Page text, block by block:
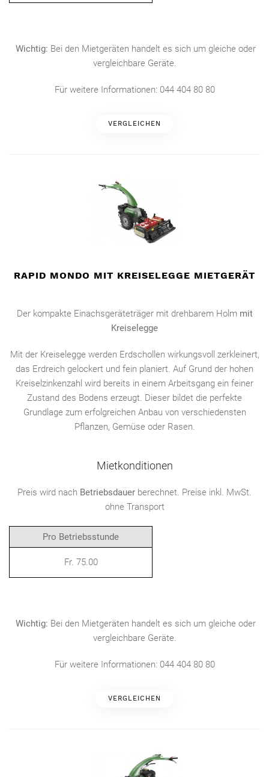
Wichtig: Bei den Mietgeräten handelt es sich um gleiche oder
vergleichbare Geräte.
Für weitere Informationen: 044 404 80 80
VERGLEICHEN
RAPID MONDO MIT KREISELEGGE MIETGERÄT
Der kompakte Einachsgeräteträger mit drehbarem Holm mit
Kreiselegge
Mit der Kreiselegge werden Erdschollen wirkungsvoll zerkleinert,
das Erdreich gelockert und fein planiert. Auf Grund der hohen
Kreiselzinkenzahl wird bereits in einem Arbeitsgang ein feiner
Zustand des Bodens erzeugt. Dieser bildet die perfekte
Grundlage zum erfolgreichen Anbau von verschiedensten
Pflanzen, Gemüse oder Rasen.
Mietkonditionen
Preis wird nach Betriebsdauer berechnet. Preise inkl. MwSt.
ohne Transport
Pro Betriebsstunde
Fr. 75.00
Wichtig: Bei den Mietgeräten handelt es sich um gleiche oder
vergleichbare Geräte.
Für weitere Informationen: 044 404 80 80
VERGLEICHEN